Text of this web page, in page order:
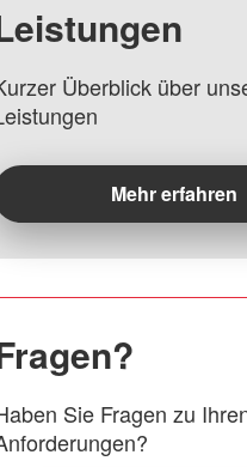
Überblick über
Mehr erfahren
Sie Fragen zu